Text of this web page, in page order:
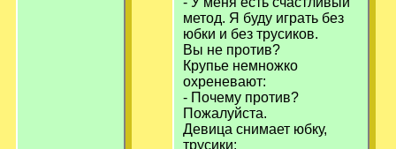
метод. Я буду играть без
юбки и без трусиков.
Вы не против?
Крупье немножко
охреневают:
- Почему против?
Пожалуйста.
Девица снимает юбку,
трусики: